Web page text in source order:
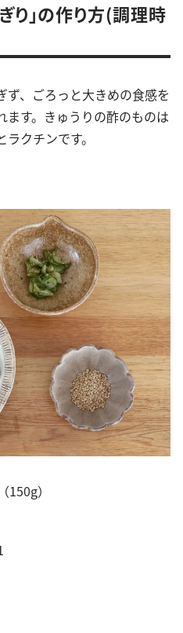
り」の作り方(調理時
、ごろっと大きめの食感を
す。きゅうりの酢のものは
クチンです。
）